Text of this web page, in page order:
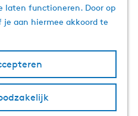
laten functioneren. Door op
aan hiermee akkoord te
e